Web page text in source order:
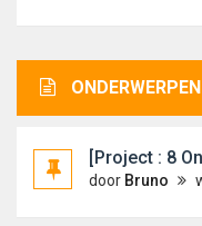
ONDERWERPEN
[Project : 8
door Bruno